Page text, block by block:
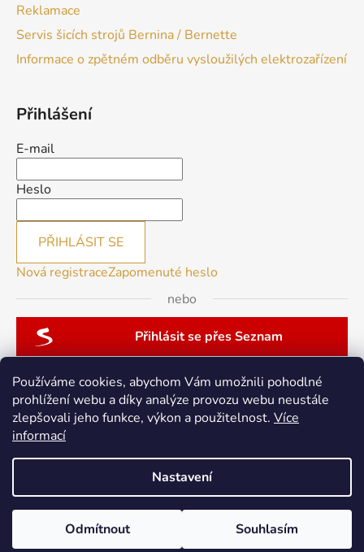
Používáme cookies, abychom Vám umožnili pohodlné
prohlížení webu a díky analýze provozu webu neustále
zlepšovali jeho funkce, výkon a použitelnost. Více
informací
Nastavení
Odmítnout Souhlasím
Reklamace
Servis šicích strojů Bernina / Bernette
Informace o zpětném odběru vysloužilých elektrozařízení
Přihlášení
E-mail
Heslo
PŘIHLÁSIT SE
Nová registraceZapomenuté heslo
nebo
Přihlásit se přes Seznam
patchwork-aja.cz
Vytvořil Shoptet
Copyright 2026berninacentrum-av.cz. Všechna práva